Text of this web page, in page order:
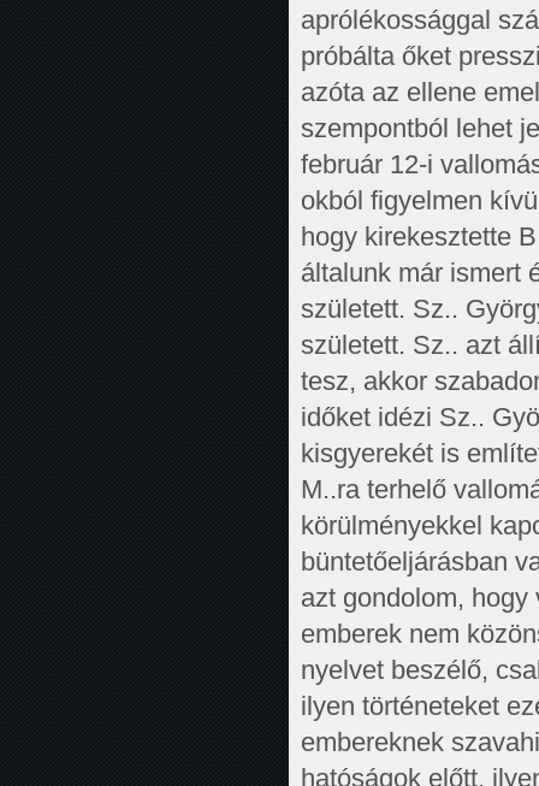
aprólékossággal
próbálta őket
azóta az ellene
szempontból lehet
február 12-i
okból figyelmen
hogy kirekesztette
általunk már ismert
született. Sz..
született. Sz.. azt
tesz, akkor
időket idézi Sz..
kisgyerekét is
M..ra terhelő
körülményekkel
büntetőeljárásban
azt gondolom,
emberek nem
nyelvet beszélő,
ilyen történeteket
embereknek
hatóságok előtt,